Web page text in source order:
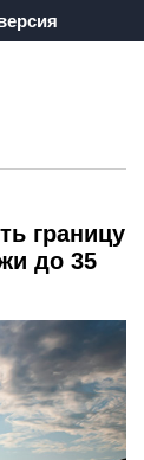
границу
до 35